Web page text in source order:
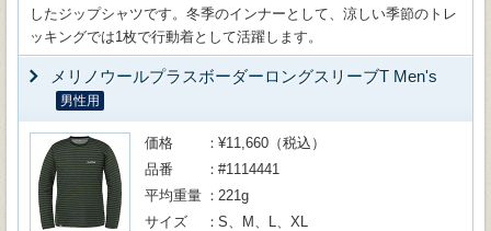
したジップシャツです。冬季のインナーとして、涼しい季節のトレ
ッキングでは1枚で行動着として活躍します。
メリノウールプラスボーダーロングスリーブT Men's
男性用
価格
¥11,660（税込）
品番
#1114441
平均重量
221g
サイズ
S、M、L、XL